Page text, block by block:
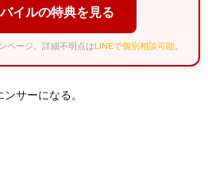
イルの特典を見る
ページ。詳細不明点はLINEで個別相談可能
サーになる。